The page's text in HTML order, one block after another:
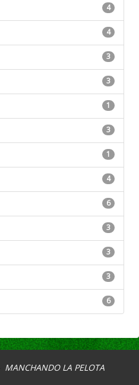
4
4
3
3
1
3
1
4
6
3
3
3
6
MANCHANDO LA PELOTA